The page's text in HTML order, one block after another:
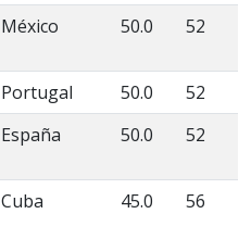
México 50.0 52
Portugal 50.0
52
España 50.0 52
Cuba 45.0 56